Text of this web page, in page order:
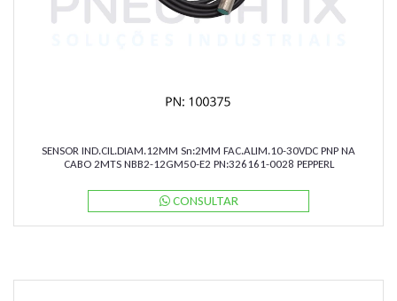
SENSOR IND.CIL.DIAM.12MM Sn:2MM FAC.ALIM.10-30VDC PNP NA
CABO 2MTS NBB2-12GM50-E2 PN:326161-0028 PEPPERL
CONSULTAR